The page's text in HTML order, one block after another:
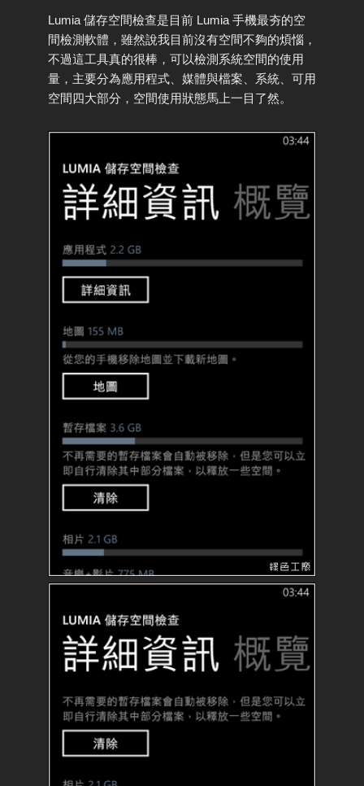
Lumia 儲存空間檢查是目前 Lumia 手機最夯的空
間檢測軟體，雖然說我目前沒有空間不夠的煩惱，
不過這工具真的很棒，可以檢測系統空間的使用
量，主要分為應用程式、媒體與檔案、系統、可用
空間四大部分，空間使用狀態馬上一目了然。